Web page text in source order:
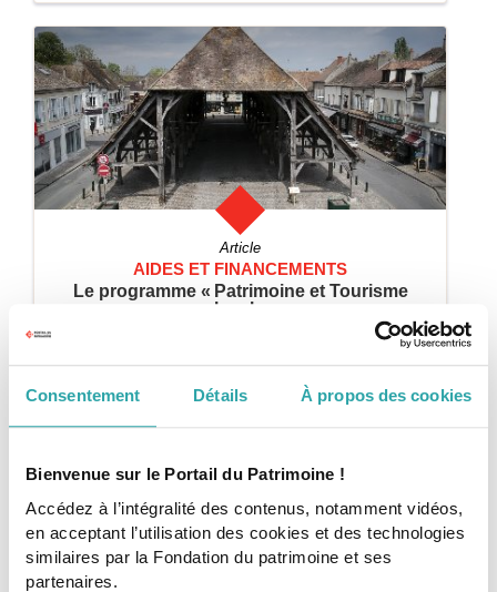
Consentement Détails À propos des cookies
Bienvenue sur le Portail du Patrimoine !
Accédez à l’intégralité des contenus, notamment vidéos,
en acceptant l’utilisation des cookies et des technologies
similaires par la Fondation du patrimoine et ses
partenaires.
Article
AIDES ET FINANCEMENTS
Le programme « Patrimoine et Tourisme
local »
Le programme de la Fondation du patrimoine qui
soutient les projets de restauration du patrimoine en
faveur du tourisme rural.
Commencer